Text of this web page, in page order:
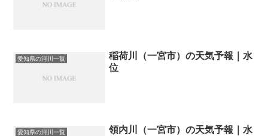
愛知県の河川一覧
稲荷川（一宮市）の天気予報｜水
位
愛知県の河川一覧
領内川（一宮市）の天気予報｜水